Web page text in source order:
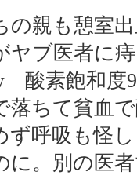
の親も憩室
ヤブ医者に
酸素飽和度
落ちて貧血
ず呼吸も怪
に。別の医